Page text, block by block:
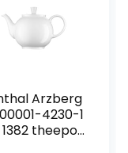
Arzberg
4230-1
theepot